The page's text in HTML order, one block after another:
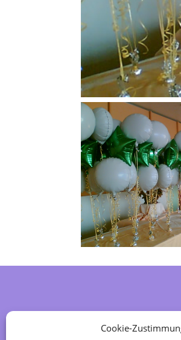
Cookie-
Home